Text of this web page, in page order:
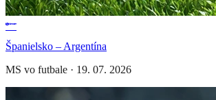
Španielsko – Argentína
MS vo futbale · 19. 07. 2026